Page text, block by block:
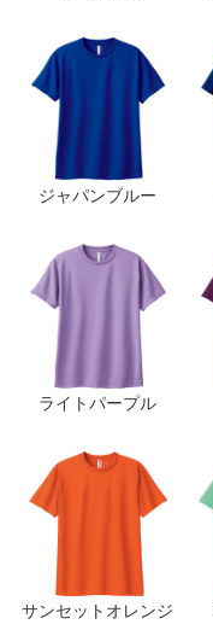
ジャパンブルー
ライトパープル
サンセットオレンジ